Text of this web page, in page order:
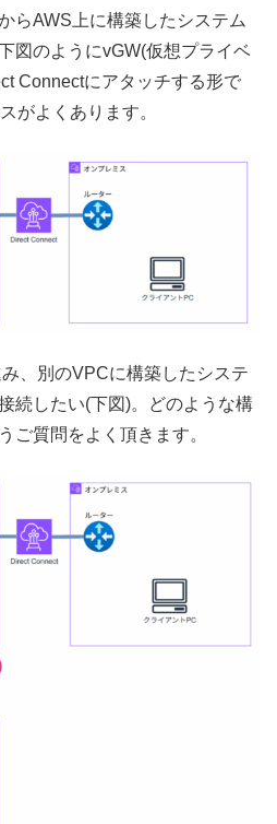
らAWS上に構築したシステム
図のようにvGW(仮想プライベ
Connectにアタッチする形で
がよくあります。
、別のVPCに構築したシステ
続したい(下図)。どのような構
ご質問をよく頂きます。